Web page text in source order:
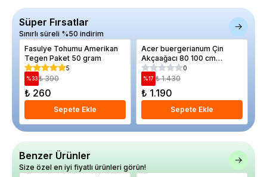
Süper Fırsatlar
Sınırlı süreli %50 indirim
Fasulye Tohumu Amerikan
Tegen Paket 50 gram
5
%33 ₺ 390
₺ 260
Sepete Ekle
Acer buergerianum Çin
Akçaağacı 80 100 cm
Saksıda
0
%17 ₺ 1.430
₺ 1.190
Sepete Ekle
Benzer Ürünler
Size özel en iyi fiyatlı ürünleri görün!